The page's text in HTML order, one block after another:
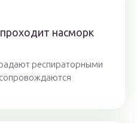
насморк
респираторными